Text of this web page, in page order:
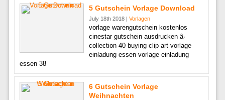
5 Gutschein Vorlage Download
July 18th 2018 | Vorlagen
vorlage warengutschein kostenlos
cinestar gutschein ausdrucken â·
collection 40 buying clip art vorlage
einladung essen vorlage einladung
essen 38
6 Gutschein Vorlage
Weihnachten